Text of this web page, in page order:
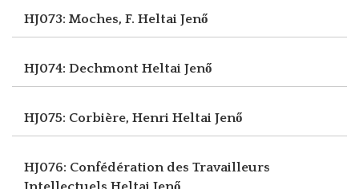
HJ073: Moches, F. Heltai Jenő
HJ074: Dechmont Heltai Jenő
HJ075: Corbière, Henri Heltai Jenő
HJ076: Confédération des Travailleurs